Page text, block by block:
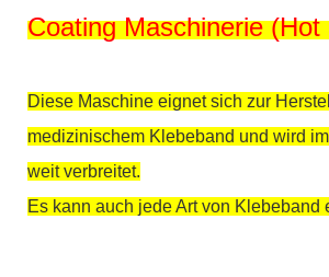
Coating Maschinerie (Hot
Diese Maschine eignet sich zur
medizinischem Klebeband und wird
weit verbreitet.
Es kann auch jede Art von Klebeband